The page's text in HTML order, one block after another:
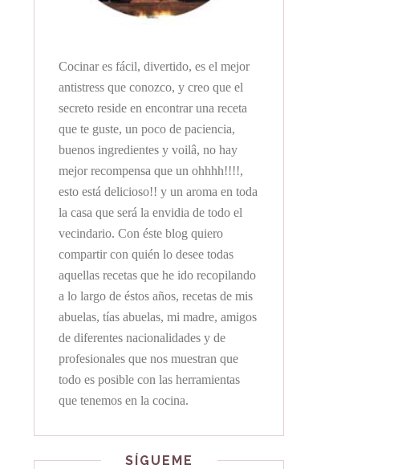
Cocinar es fácil, divertido, es el mejor
antistress que conozco, y creo que el
secreto reside en encontrar una receta
que te guste, un poco de paciencia,
buenos ingredientes y voilâ, no hay
mejor recompensa que un ohhhh!!!!,
esto está delicioso!! y un aroma en toda
la casa que será la envidia de todo el
vecindario. Con éste blog quiero
compartir con quién lo desee todas
aquellas recetas que he ido recopilando
a lo largo de éstos años, recetas de mis
abuelas, tías abuelas, mi madre, amigos
de diferentes nacionalidades y de
profesionales que nos muestran que
todo es posible con las herramientas
que tenemos en la cocina.
SÍGUEME